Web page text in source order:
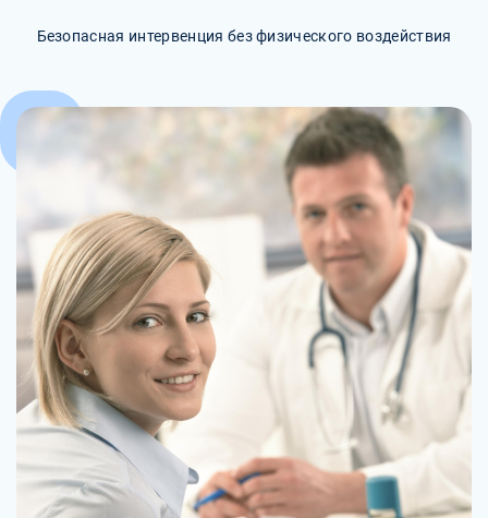
Безопасная интервенция без физического воздействия